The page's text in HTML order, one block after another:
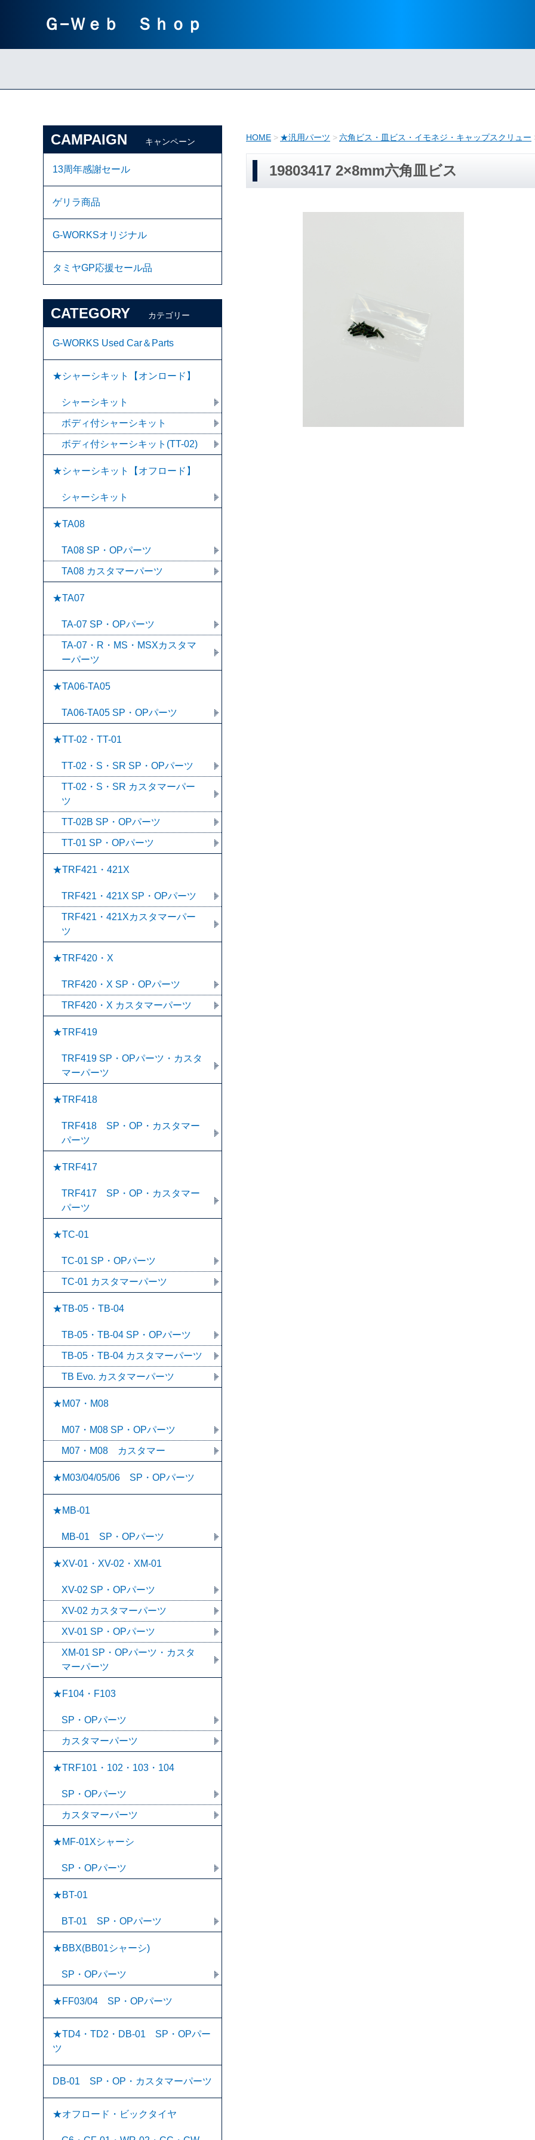
Ｇ−Ｗｅｂ Ｓｈｏｐ
HOME ★汎用パーツ 六角ビス・皿ビス・イモネジ・キャップスクリュー
19803417 2×8mm六角皿ビス
CAMPAIGN キャンペーン
13周年感謝セール
ゲリラ商品
G-WORKSオリジナル
タミヤGP応援セール品
CATEGORY カテゴリー
G-WORKS Used Car＆Parts
★シャーシキット【オンロード】
シャーシキット
ボディ付シャーシキット
ボディ付シャーシキット(TT-02)
★シャーシキット【オフロード】
シャーシキット
★TA08
TA08 SP・OPパーツ
TA08 カスタマーパーツ
★TA07
TA-07 SP・OPパーツ
TA-07・R・MS・MSXカスタマ
ーパーツ
★TA06-TA05
TA06-TA05 SP・OPパーツ
★TT-02・TT-01
TT-02・S・SR SP・OPパーツ
TT-02・S・SR カスタマーパー
ツ
TT-02B SP・OPパーツ
TT-01 SP・OPパーツ
★TRF421・421X
TRF421・421X SP・OPパーツ
TRF421・421Xカスタマーパー
ツ
★TRF420・X
TRF420・X SP・OPパーツ
TRF420・X カスタマーパーツ
★TRF419
TRF419 SP・OPパーツ・カスタ
マーパーツ
★TRF418
TRF418 SP・OP・カスタマー
パーツ
★TRF417
TRF417 SP・OP・カスタマー
パーツ
★TC-01
TC-01 SP・OPパーツ
TC-01 カスタマーパーツ
★TB-05・TB-04
TB-05・TB-04 SP・OPパーツ
TB-05・TB-04 カスタマーパーツ
TB Evo. カスタマーパーツ
★M07・M08
M07・M08 SP・OPパーツ
M07・M08 カスタマー
★M03/04/05/06 SP・OPパーツ
★MB-01
MB-01 SP・OPパーツ
★XV-01・XV-02・XM-01
XV-02 SP・OPパーツ
XV-02 カスタマーパーツ
XV-01 SP・OPパーツ
XM-01 SP・OPパーツ・カスタ
マーパーツ
★F104・F103
SP・OPパーツ
カスタマーパーツ
★TRF101・102・103・104
SP・OPパーツ
カスタマーパーツ
★MF-01Xシャーシ
SP・OPパーツ
★BT-01
BT-01 SP・OPパーツ
★BBX(BB01シャーシ)
SP・OPパーツ
★FF03/04 SP・OPパーツ
★TD4・TD2・DB-01 SP・OPパー
ツ
DB-01 SP・OP・カスタマーパーツ
★オフロード・ビックタイヤ